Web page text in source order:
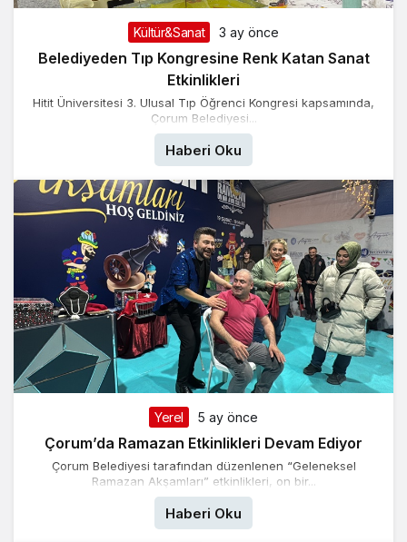
Kültür&Sanat 3 ay önce
Belediyeden Tıp Kongresine Renk Katan Sanat
Etkinlikleri
Hitit Üniversitesi 3. Ulusal Tıp Öğrenci Kongresi kapsamında,
Çorum Belediyesi...
Haberi Oku
Yerel 5 ay önce
Çorum’da Ramazan Etkinlikleri Devam Ediyor
Çorum Belediyesi tarafından düzenlenen “Geleneksel
Ramazan Akşamları” etkinlikleri, on bir...
Haberi Oku